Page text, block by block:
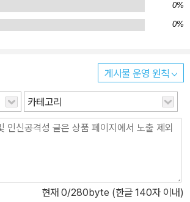
목길 구석에서도, 부모님이 일하시던 정신없는
고 책 속 친구들의 목소리를 들으며 또 내 이야
의 순간에 찾아오는 환희를 문학이라는 그릇
건넨다. 동그란 물체의 중심을 이루는 구심력
차리는 힘, 그러고 나서 앞으로 나아가는 힘, 옆
아 주는 힘이라는 것을, 『블루마블』은 말하고
0%
0%
게시물 운영 원칙
카테고리
현재 0/280byte (한글 140자 이내)